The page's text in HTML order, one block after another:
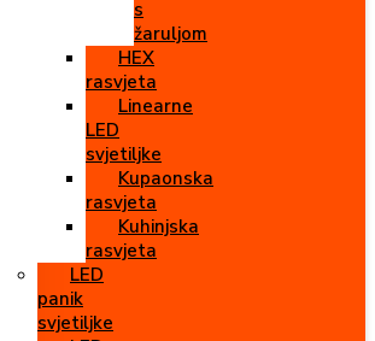
s
žaruljom
HEX
rasvjeta
Linearne
LED
svjetiljke
Kupaonska
rasvjeta
Kuhinjska
rasvjeta
LED
panik
svjetiljke